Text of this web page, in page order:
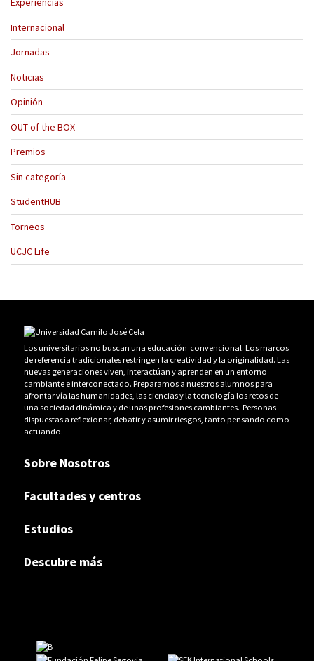
Internacional
Jornadas
Noticias
Opinión
OUT of the BOX
Premios
Sin categoría
StudentHUB
Torneos
UCJC Life
Los universitarios no buscan una educación convencional. Los marcos
de referencia tradicionales restringen la creatividad y la originalidad. Las
nuevas generaciones viven, interactúan y aprenden en un entorno
cambiante e interconectado. Preparamos a nuestros alumnos para
afrontar vía las humanidades, las ciencias y la tecnología los retos de
una sociedad dinámica y de unas profesiones cambiantes. Personas
dispuestas a reflexionar, debatir y asumir riesgos, tanto pensando como
actuando.
Sobre Nosotros
Facultades y centros
Estudios
Descubre más